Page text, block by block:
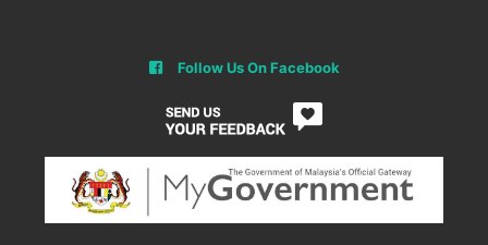
Follow Us On Facebook